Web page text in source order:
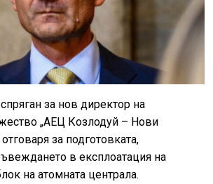
за нов директор на
„АЕЦ Козлодуй – Нови
за подготовката,
в експлоатация на
на атомната централа.